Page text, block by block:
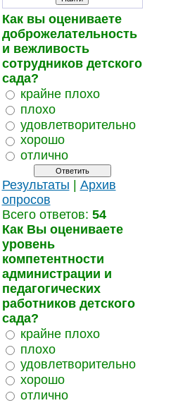
Как вы оцениваете
доброжелательность
и вежливость
сотрудников детского
сада?
крайне плохо
плохо
удовлетворительно
хорошо
отлично
Результаты | Архив
опросов
Всего ответов: 54
Как Вы оцениваете
уровень
компетентности
администрации и
педагогических
работников детского
сада?
крайне плохо
плохо
удовлетворительно
хорошо
отлично